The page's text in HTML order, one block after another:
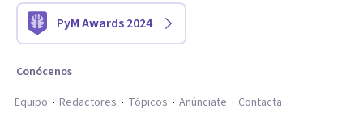
PyM Awards 2024
Conócenos
Equipo
Redactores Tópicos Anúnciate Contacta